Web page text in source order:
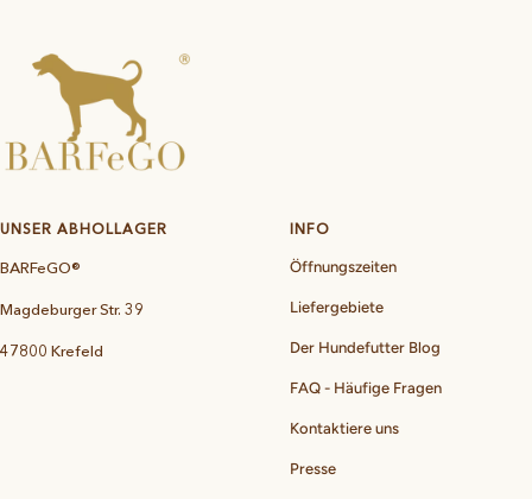
UNSER ABHOLLAGER
BARFeGO®
Magdeburger Str. 39
47800 Krefeld
INFO
Öffnungszeiten
Liefergebiete
Der Hundefutter Blog
FAQ - Häufige Fragen
Kontaktiere uns
Presse